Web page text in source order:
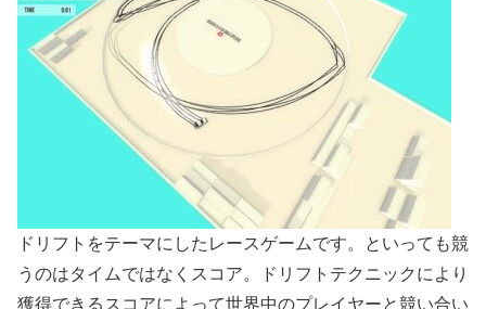
ドリフトをテーマにしたレースゲームです。といっても競
うのはタイムではなくスコア。ドリフトテクニックにより
獲得できるスコアによって世界中のプレイヤーと競い合い